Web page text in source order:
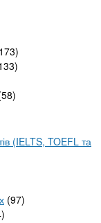
(IELTS, TOEFL та
(97)